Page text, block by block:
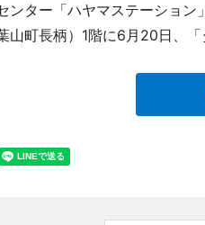
ンター「ハヤマステーショ
山町長柄）1階に6月20日、「